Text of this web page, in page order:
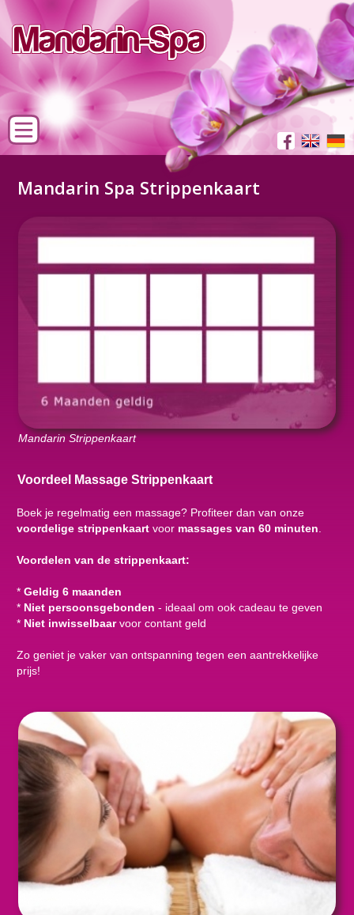
Mandarin Spa Strippenkaart
Mandarin Strippenkaart
Voordeel Massage Strippenkaart
Boek je regelmatig een massage? Profiteer dan van onze
voordelige strippenkaart voor massages van 60 minuten
Voordelen van de strippenkaart:
* Geldig 6 maanden
* Niet persoonsgebonden - ideaal om ook cadeau te geven
* Niet inwisselbaarvoor contant geld
Zo geniet je vaker van ontspanning tegen een aantrekkelijke
prijs!